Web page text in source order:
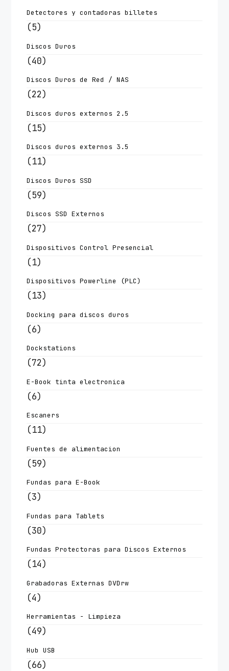
Detectores y contadoras billetes
(5)
Discos Duros
(40)
Discos Duros de Red / NAS
(22)
Discos duros externos 2.5
(15)
Discos duros externos 3.5
(11)
Discos Duros SSD
(59)
Discos SSD Externos
(27)
Dispositivos Control Presencial
(1)
Dispositivos Powerline (PLC)
(13)
Docking para discos duros
(6)
Dockstations
(72)
E-Book tinta electronica
(6)
Escaners
(11)
Fuentes de alimentacion
(59)
Fundas para E-Book
(3)
Fundas para Tablets
(30)
Fundas Protectoras para Discos Externos
(14)
Grabadoras Externas DVDrw
(4)
Herramientas - Limpieza
(49)
Hub USB
(66)